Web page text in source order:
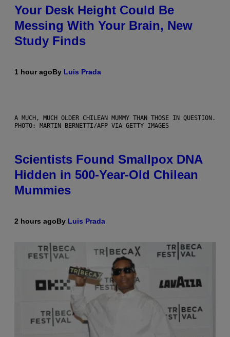
Your Desk Height Could Be
Messing With Your Brain, New
Study Finds
1 hour agoBy Luis Prada
A MUCH, MUCH OLDER CHILEAN MUMMY THAN THOSE IN QUESTION.
PHOTO: MARTIN BERNETTI/AFP VIA GETTY IMAGES
Scientists Found Smallpox DNA
Hidden in 500-Year-Old Chilean
Mummies
2 hours agoBy Luis Prada